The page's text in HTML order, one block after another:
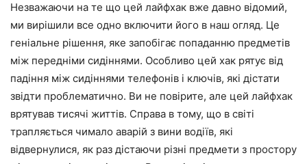
Незважаючи на те що цей лайфхак вже давно відомий,
ми вирішили все одно включити його в наш огляд. Це
геніальне рішення, яке запобігає попаданню предметів
між передніми сидіннями. Особливо цей хак рятує від
падіння між сидіннями телефонів і ключів, які дістати
звідти проблематично. Ви не повірите, але цей лайфхак
врятував тисячі життів. Справа в тому, що в світі
трапляється чимало аварій з вини водіїв, які
відвернулися, як раз дістаючи різні предмети з простору